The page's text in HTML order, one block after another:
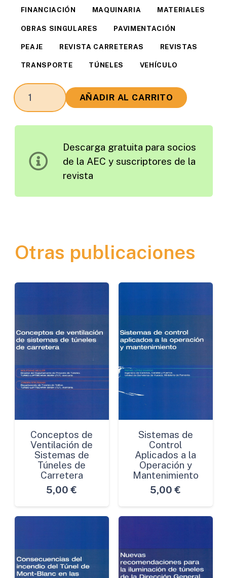
FINANCIACIÓN MAQUINARIA MATERIALES
OBRAS SINGULARES PAVIMENTACIÓN
PEAJE REVISTA CARRETERAS REVISTAS
TRANSPORTE TÚNELES VEHÍCULO
Revista
Carreteras
AÑADIR AL CARRITO
Descarga gratuita para socios
de la AEC y suscriptores de la
revista
Otras publicaciones
Conceptos de
Ventilación de
Sistemas de
Túneles de
Carretera
5,00 €
Sistemas de
Control
Aplicados a la
Operación y
Mantenimiento
5,00 €